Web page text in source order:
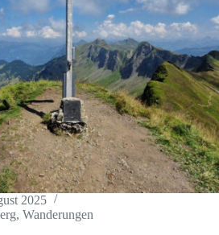
2025
, Wanderungen